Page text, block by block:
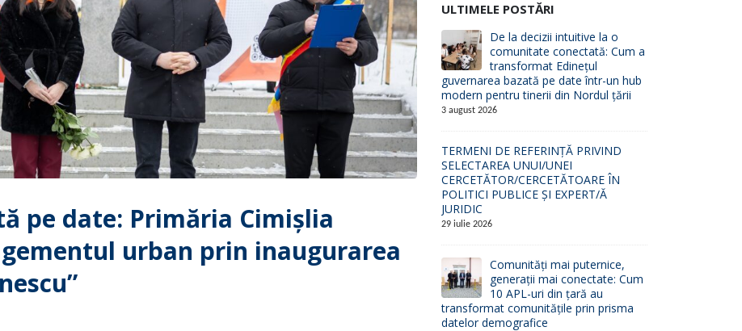
pe date: Primăria Cimișlia
urban prin inaugurarea
ULTIMELE POSTĂRI
De la decizii intuitive la o
comunitate conectată: Cum a
transformat Edinețul
guvernarea bazată pe date într-un hub
modern pentru tinerii din Nordul țării
3 august 2026
TERMENI DE REFERINȚĂ PRIVIND
SELECTAREA UNUI/UNEI
CERCETĂTOR/CERCETĂTOARE ÎN
POLITICI PUBLICE ȘI EXPERT/Ă
JURIDIC
29 iulie 2026
Comunități mai puternice,
generații mai conectate: Cum
10 APL-uri din țară au
transformat comunitățile prin prisma
datelor demografice